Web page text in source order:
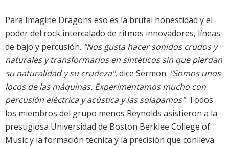
Para Imagine Dragons eso es la brutal honestidad y el
poder del rock intercalado de ritmos innovadores, líneas
de bajo y percusión. "Nos gusta hacer sonidos crudos y
naturales y transformarlos en sintéticos sin que pierdan
su naturalidad y su crudeza", dice Sermon. "Somos unos
locos de las máquinas. Experimentamos mucho con
percusión eléctrica y acústica y las solapamos". Todos
los miembros del grupo menos Reynolds asistieron a la
prestigiosa Universidad de Boston Berklee College of
Music y la formación técnica y la precisión que conlleva